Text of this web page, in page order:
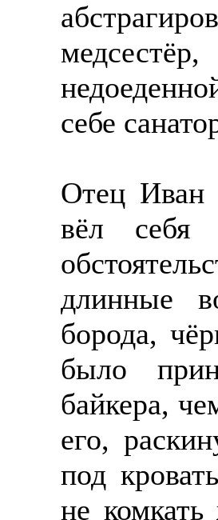
себе
Отец Иван
вёл себя
длинные
борода,
было
байкера,
его,
под
не